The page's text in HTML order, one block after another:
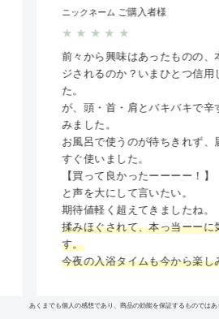
ニックネームAKI
★ ★ ★ ★ ★
心地よい強さで頭がスッキリ
いいです。1日の疲れが取れる
お風呂でできるので、時間に無
とても気に入りました。
あくまでも個人の感想であり、商品の効能を保証するものではあ